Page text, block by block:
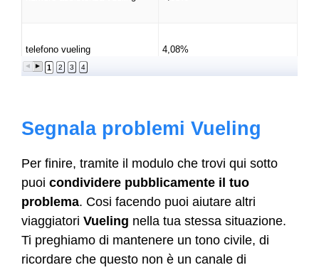
telefono vueling 4,08%
1 2 3 4
Segnala problemi Vueling
Per finire, tramite il modulo che trovi qui sotto
puoi condividere pubblicamente il tuo
problema. Cosi facendo puoi aiutare altri
viaggiatori Vueling nella tua stessa situazione.
Ti preghiamo di mantenere un tono civile, di
ricordare che questo non è un canale di